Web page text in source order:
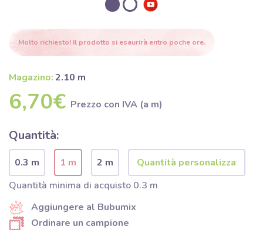
Molto richiesto! Il prodotto si esaurirà entro poche ore.
Magazino:2.10 m
6,70€ Prezzo con IVA (a m)
Quantità:
0.3 m 1 m
2 m
Quantità minima di acquisto 0.3 m
Aggiungere al Bubumix
Ordinare un campione